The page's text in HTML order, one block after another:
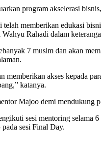
program akselerasi
memberikan edukasi
Rahadi dalam
7 musim dan akan
memberikan akses kepada
katanya.
Majoo demi mendukung
sesi mentoring selama
sesi Final Day.